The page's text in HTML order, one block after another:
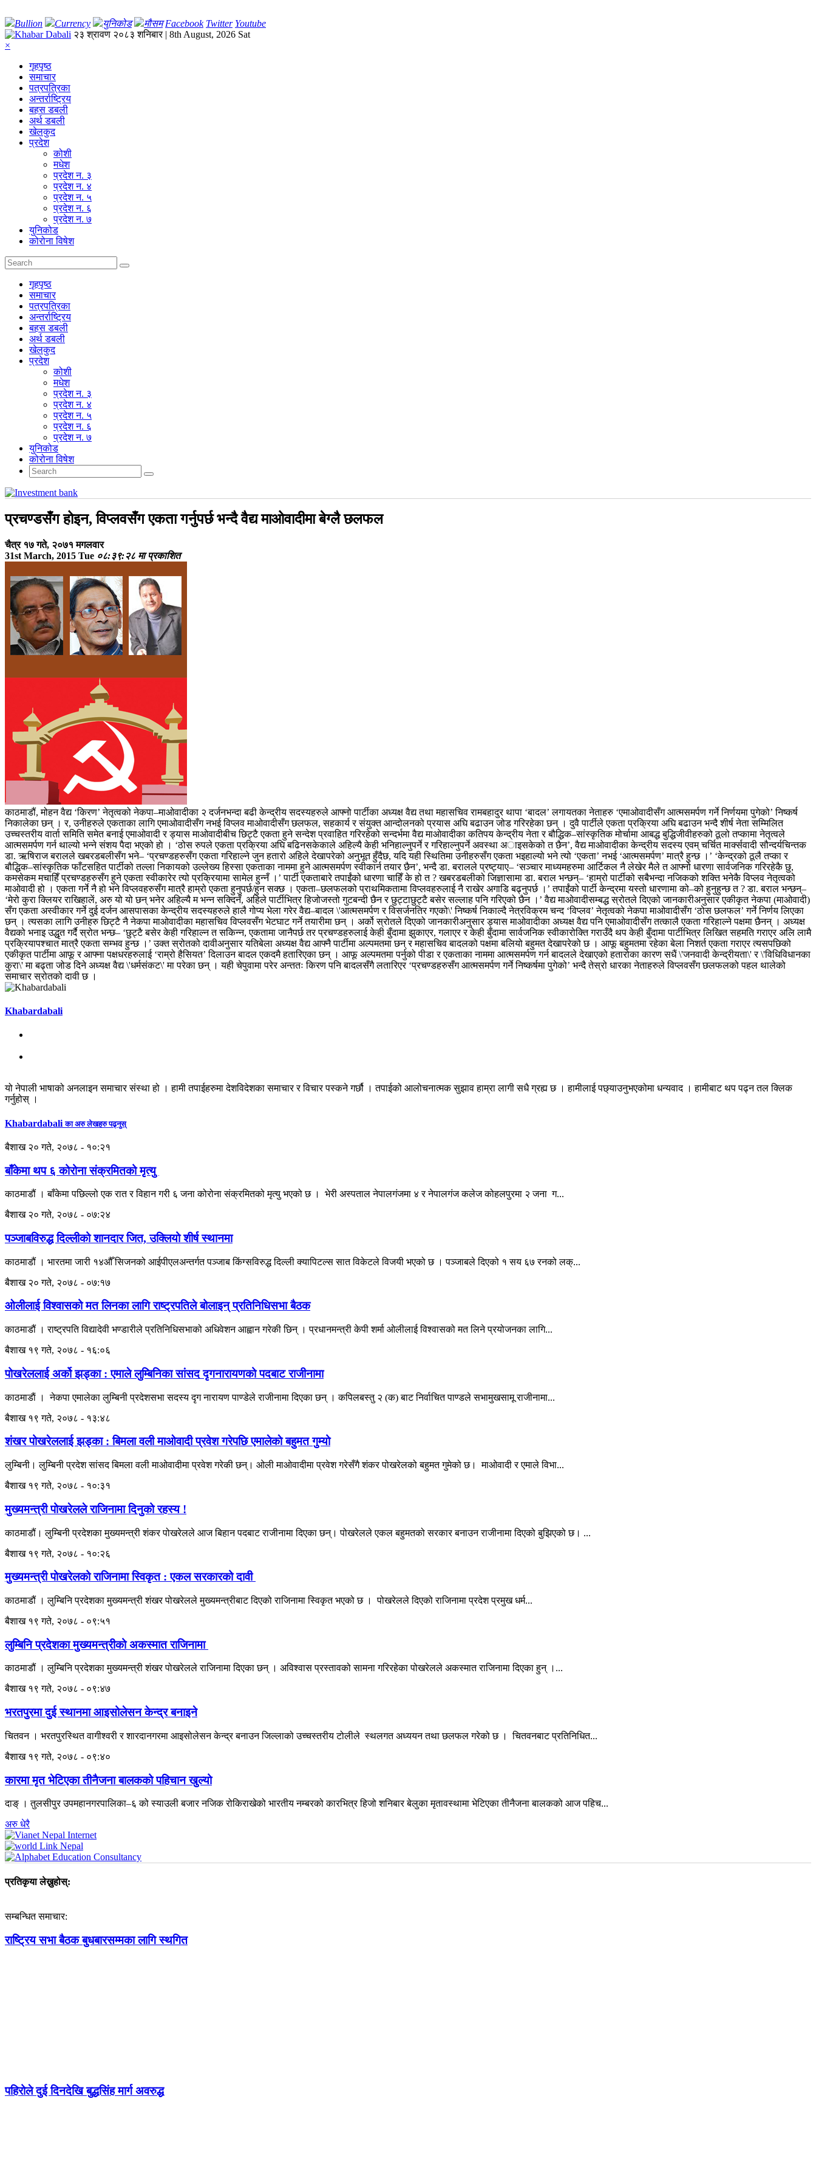
Bullion Currency युनिकोड मौसम Facebook Twitter Youtube
२३ श्रावण २०८३ शनिबार | 8th August, 2026 Sat
×
गृहपृष्‍ठ
समाचार
पत्रपत्रिका
अन्तर्राष्ट्रिय
बहस डबली
अर्थ डबली
खेलकुद
प्रदेश
कोशी
मधेश
प्रदेश न. ३
प्रदेश न. ४
प्रदेश न. ५
प्रदेश न. ६
प्रदेश न. ७
युनिकोड
कोरोना विषेश
गृहपृष्‍ठ
समाचार
पत्रपत्रिका
अन्तर्राष्ट्रिय
बहस डबली
अर्थ डबली
खेलकुद
प्रदेश
कोशी
मधेश
प्रदेश न. ३
प्रदेश न. ४
प्रदेश न. ५
प्रदेश न. ६
प्रदेश न. ७
युनिकोड
कोरोना विषेश
प्रचण्डसँग होइन, विप्लवसँग एकता गर्नुपर्छ भन्दै वैद्य माओवादीमा बेग्लै छलफल
चैत्र १७ गते, २०७१ मगलवार
31st March, 2015 Tue ०८:३९:२८ मा प्रकाशित
काठमाडौं, मोहन वैद्य ‘किरण’ नेतृत्वको नेकपा–माओवादीका २ दर्जनभन्दा बढी केन्द्रीय सदस्यहरुले आफ्नो पार्टीका अध्यक्ष वैद्य तथा महासचिव रामबहादुर थापा ‘बादल’ लगायतका नेताहरु ‘एमाओवादीसँग आत्मसमर्पण गर्ने निर्णयमा पुगेको’ निष्कर्ष
निकालेका छन् । र, उनीहरुले एकताका लागि एमाओवादीसँग नभई विप्लव माओवादीसँग छलफल, सहकार्य र संयुक्त आन्दोलनको प्रयास अघि बढाउन जोड गरिरहेका छन् । दुवै पार्टीले एकता प्रक्रिया अघि बढाउन भन्दै शीर्ष नेता सम्मिलित
उच्चस्तरीय वार्ता समिति समेत बनाई एमाओवादी र ड्यास माओवादीबीच छिट्टै एकता हुने सन्देश प्रवाहित गरिरहेको सन्दर्भमा वैद्य माओवादीका कतिपय केन्द्रीय नेता र बौद्धिक–सांस्कृतिक मोर्चामा आबद्ध बुद्धिजीवीहरुको ठूलो तप्कामा नेतृत्वले
आत्मसमर्पण गर्न थाल्यो भन्ने संशय पैदा भएको हाे । ‘ठोस रुपले एकता प्रक्रिया अघि बढिनसकेकाले अहिल्यै केही भनिहाल्नुपर्ने र गरिहाल्नुपर्ने अवस्था अाइसकेको त छैन’, वैद्य माओवादीका केन्द्रीय सदस्य एवम् चर्चित मार्क्सवादी सौन्दर्यचिन्तक
डा. ऋषिराज बरालले खबरडबलीसँग भने– ‘प्रचण्डहरुसँग एकता गरिहाल्ने जुन हतारो अहिले देखापरेको अनुभूत हुँदैछ, यदि यही स्थितिमा उनीहरुसँग एकता भइहाल्यो भने त्यो ‘एकता’ नभई ‘आत्मसमर्पण’ मात्रै हुन्छ ।’ ‘केन्द्रको ठूलै तप्का र
बौद्धिक–सांस्कृतिक फाँटसहित पार्टीको तल्ला निकायको उल्लेख्य हिस्सा एकताका नाममा हुने आत्मसमर्पण स्वीकार्न तयार छैन’, भन्दै डा. बरालले प्रष्ट्याए– ‘सञ्चार माध्यमहरुमा आर्टिकल नै लेखेर मैले त आफ्नो धारणा सार्वजनिक गरिरहेकै छु,
कमसेकम मचाहिँ प्रचण्डहरुसँग हुने एकता स्वीकारेर त्यो प्रक्रियामा सामेल हुन्नँ ।’ पार्टी एकताबारे तपाईंको धारणा चाहिँ के हो त ? खबरडबलीको जिज्ञासामा डा. बराल भन्छन्– ‘हाम्रो पार्टीको सबैभन्दा नजिकको शक्ति भनेकै विप्लव नेतृत्वको
माओवादी हो । एकता गर्ने नै हो भने विप्लवहरुसँग मात्रै हाम्रो एकता हुनुपर्छ/हुन सक्छ । एकता–छलफलको प्राथमिकतामा विप्लवहरुलाई नै राखेर अगाडि बढ्नुपर्छ ।’ तपाईंको पार्टी केन्द्रमा यस्तो धारणामा को–को हुनुहुन्छ त ? डा. बराल भन्छन्–
‘मेरो कुरा क्लियर राखिहालें, अरु यो यो छन् भनेर अहिल्यै म भन्न सक्दिनँ, अहिले पार्टीभित्र हिजोजस्तो गुटबन्दी छैन र छुट्टाछुट्टै बसेर सल्लाह पनि गरिएको छैन ।’ वैद्य माओवादीसम्बद्ध स्रोतले दिएको जानकारीअनुसार एकीकृत नेकपा (माओवादी)
सँग एकता अस्वीकार गर्ने दुई दर्जन आसपासका केन्द्रीय सदस्यहरुले हालै गोप्य भेला गरेर वैद्य–बादल \'आत्मसमर्पण र विसर्जनतिर गएको\' निष्कर्ष निकाल्दै नेत्रविक्रम चन्द ‘विप्लव’ नेतृत्वको नेकपा माओवादीसँग ‘ठोस छलफल’ गर्ने निर्णय लिएका
छन् । त्यसका लागि उनीहरु छिट्टै नै नेकपा माओवादीका महासचिव विप्लवसँग भेटघाट गर्ने तयारीमा छन् । अर्को स्रोतले दिएको जानकारीअनुसार ड्यास माओवादीका अध्यक्ष वैद्य पनि एमाओवादीसँग तत्कालै एकता गरिहाल्ने पक्षमा छैनन् । अध्यक्ष
वैद्यको भनाइ उद्धृत गर्दै स्रोत भन्छ– ‘छुट्टै बसेर केही गरिहाल्न त सकिन्न, एकतामा जानैपर्छ तर प्रचण्डहरुलाई केही बुँदामा झुकाएर, गलाएर र केही बुँदामा सार्वजनिक स्वीकारोक्ति गराउँदै थप केही बुँदामा पार्टीभित्र लिखित सहमति गराएर अलि लामै
प्रक्रियापश्चात मात्रै एकता सम्भव हुन्छ ।’ उक्त स्रोतको दावीअनुसार यतिबेला अध्यक्ष वैद्य आफ्नै पार्टीमा अल्पमतमा छन् र महासचिव बादलको पक्षमा बलियो बहुमत देखापरेको छ । आफू बहुमतमा रहेका बेला निशर्त एकता गराएर त्यसपछिको
एकीकृत पार्टीमा आफू र आफ्ना पक्षधरहरुलाई ‘राम्रो हैसियत’ दिलाउन बादल एकदमै हतारिएका छन् । आफू अल्पमतमा पर्नुको पीडा र एकताका नाममा आत्मसमर्पण गर्न बादलले देखाएको हतारोका कारण सधैं \'जनवादी केन्द्रीयता\' र \'विधिविधानका
कुरा\' मा बढ्ता जोड दिने अध्यक्ष वैद्य \'धर्मसंकट\' मा परेका छन् । यही चेपुवामा परेर अन्ततः किरण पनि बादलसँगै लतारिएर ‘प्रचण्डहरुसँग आत्मसमर्पण गर्ने निष्कर्षमा पुगेको’ भन्दै तेस्रो धारका नेताहरुले विप्लवसँग छलफलको पहल थालेको
समाचार स्रोतको दावी छ ।
Khabardabali
यो नेपाली भाषाको अनलाइन समाचार संस्था हो । हामी तपाईहरुमा देशविदेशका समाचार र विचार पस्कने गर्छौ । तपाईको आलोचनात्मक सुझाव हाम्रा लागी सधै ग्रह्य छ । हामीलाई पछ्याउनुभएकोमा धन्यवाद । हामीबाट थप पढ्न तल क्लिक
गर्नुहोस् ।
Khabardabaliका अरु लेखहरु पढ्नुस्
बैशाख २० गते, २०७८ - १०:२१
बाँकेमा थप ६ कोरोना संक्रमितको मृत्यु
काठमाडौं । बाँकेमा पछिल्लो एक रात र विहान गरी ६ जना कोरोना संक्रमितको मृत्यु भएको छ । भेरी अस्पताल नेपालगंजमा ४ र नेपालगंज कलेज कोहलपुरमा २ जना ग...
बैशाख २० गते, २०७८ - ०७:२४
पञ्जाबविरुद्ध दिल्लीको शानदार जित, उक्लियो शीर्ष स्थानमा
काठमाडौं । भारतमा जारी १४औँ सिजनको आईपीएलअन्तर्गत पञ्जाब किंग्सविरुद्ध दिल्ली क्यापिटल्स सात विकेटले विजयी भएको छ । पञ्जाबले दिएको १ सय ६७ रनको लक्...
बैशाख २० गते, २०७८ - ०७:१७
ओलीलाई विश्वासको मत लिनका लागि राष्ट्रपतिले बोलाइन् प्रतिनिधिसभा बैठक
काठमाडौं । राष्ट्रपति विद्यादेवी भण्डारीले प्रतिनिधिसभाको अधिवेशन आह्वान गरेकी छिन् । प्रधानमन्त्री केपी शर्मा ओलीलाई विश्वासको मत लिने प्रयोजनका लागि...
बैशाख १९ गते, २०७८ - १६:०६
पोखरेललाई अर्को झड्का : एमाले लुम्बिनिका सांसद दृगनारायणको पदबाट राजीनामा
काठमाडाैं । नेकपा एमालेका लुम्बिनी प्रदेशसभा सदस्य दृग नारायण पाण्डेले राजीनामा दिएका छन् । कपिलबस्तु २ (क) बाट निर्वाचित पाण्डले सभामुखसामू राजीनामा...
बैशाख १९ गते, २०७८ - १३:४८
शंखर पोखरेललाई झड्का : बिमला वली माओवादी प्रवेश गरेपछि एमालेकाे बहुमत गुम्यो
लुम्बिनी। लुम्बिनी प्रदेश सांसद बिमला वली माओवादीमा प्रवेश गरेकी छन्। ओली माओवादीमा प्रवेश गरेसँगै शंकर पोखरेलको बहुमत गुमेको छ। माओवादी र एमाले विभा...
बैशाख १९ गते, २०७८ - १०:३१
मुख्यमन्त्री पोखरेलले राजिनामा दिनुको रहस्य !
काठमाडौं। लुम्बिनी प्रदेशका मुख्यमन्त्री शंकर पोखरेलले आज बिहान पदबाट राजीनामा दिएका छन्। पोखरेलले एकल बहुमतको सरकार बनाउन राजीनामा दिएको बुझिएको छ। ...
बैशाख १९ गते, २०७८ - १०:२६
मुख्यमन्त्री पोखरेलको राजिनामा स्विकृत : एकल सरकारको दावी
काठमाडौं । लुम्बिनि प्रदेशका मुख्यमन्त्री शंखर पोखरेलले मुख्यमन्त्रीबाट दिएको राजिनामा स्विकृत भएको छ । पोखरेलले दिएको राजिनामा प्रदेश प्रमुख धर्म...
बैशाख १९ गते, २०७८ - ०९:५१
लुम्बिनि प्रदेशका मुख्यमन्त्रीको अकस्मात राजिनामा
काठमाडौं । लुम्बिनि प्रदेशका मुख्यमन्त्री शंखर पोखरेलले राजिनामा दिएका छन् । अविश्वास प्रस्तावको सामना गरिरहेका पोखरेलले अकस्मात राजिनामा दिएका हुन् ।...
बैशाख १९ गते, २०७८ - ०९:४७
भरतपुरमा दुई स्थानमा आइसोलेसन केन्द्र बनाइने
चितवन । भरतपुरस्थित वागीश्वरी र शारदानगरमा आइसोलेसन केन्द्र बनाउन जिल्लाको उच्चस्तरीय टोलीले स्थलगत अध्ययन तथा छलफल गरेको छ । चितवनबाट प्रतिनिधित...
बैशाख १९ गते, २०७८ - ०९:४०
कारमा मृत भेटिएका तीनैजना बालकको पहिचान खुल्यो
दाङ् । तुलसीपुर उपमहानगरपालिका–६ को स्याउली बजार नजिक रोकिराखेको भारतीय नम्बरको कारभित्र हिजो शनिबार बेलुका मृतावस्थामा भेटिएका तीनैजना बालकको आज पहिच...
अरु धेरै
प्रतिकृया लेख्नुहोस्:
सम्बन्धित समाचार:
राष्ट्रिय सभा बैठक बुधबारसम्मका लागि स्थगित
पहिरोले दुई दिनदेखि बुद्धसिंह मार्ग अवरुद्ध